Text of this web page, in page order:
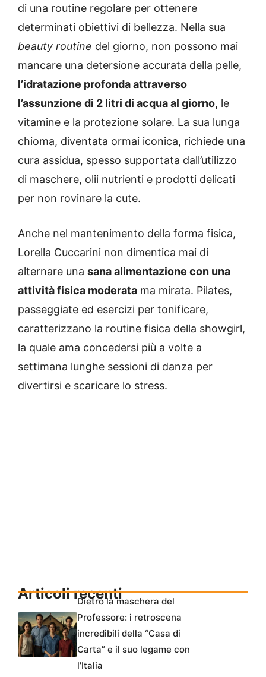
di una routine regolare per ottenere
determinati obiettivi di bellezza. Nella sua
beauty routine del giorno, non possono mai
mancare una detersione accurata della pelle,
l’idratazione profonda attraverso
l’assunzione di 2 litri di acqua al giorno, le
vitamine e la protezione solare. La sua lunga
chioma, diventata ormai iconica, richiede una
cura assidua, spesso supportata dall’utilizzo
di maschere, olii nutrienti e prodotti delicati
per non rovinare la cute.
Anche nel mantenimento della forma fisica,
Lorella Cuccarini non dimentica mai di
alternare una sana alimentazione con una
attività fisica moderata ma mirata. Pilates,
passeggiate ed esercizi per tonificare,
caratterizzano la routine fisica della showgirl,
la quale ama concedersi più a volte a
settimana lunghe sessioni di danza per
divertirsi e scaricare lo stress.
Articoli recentiDietro la maschera del
Professore: i retroscena
incredibili della “Casa di
Carta” e il suo legame con
l’Italia